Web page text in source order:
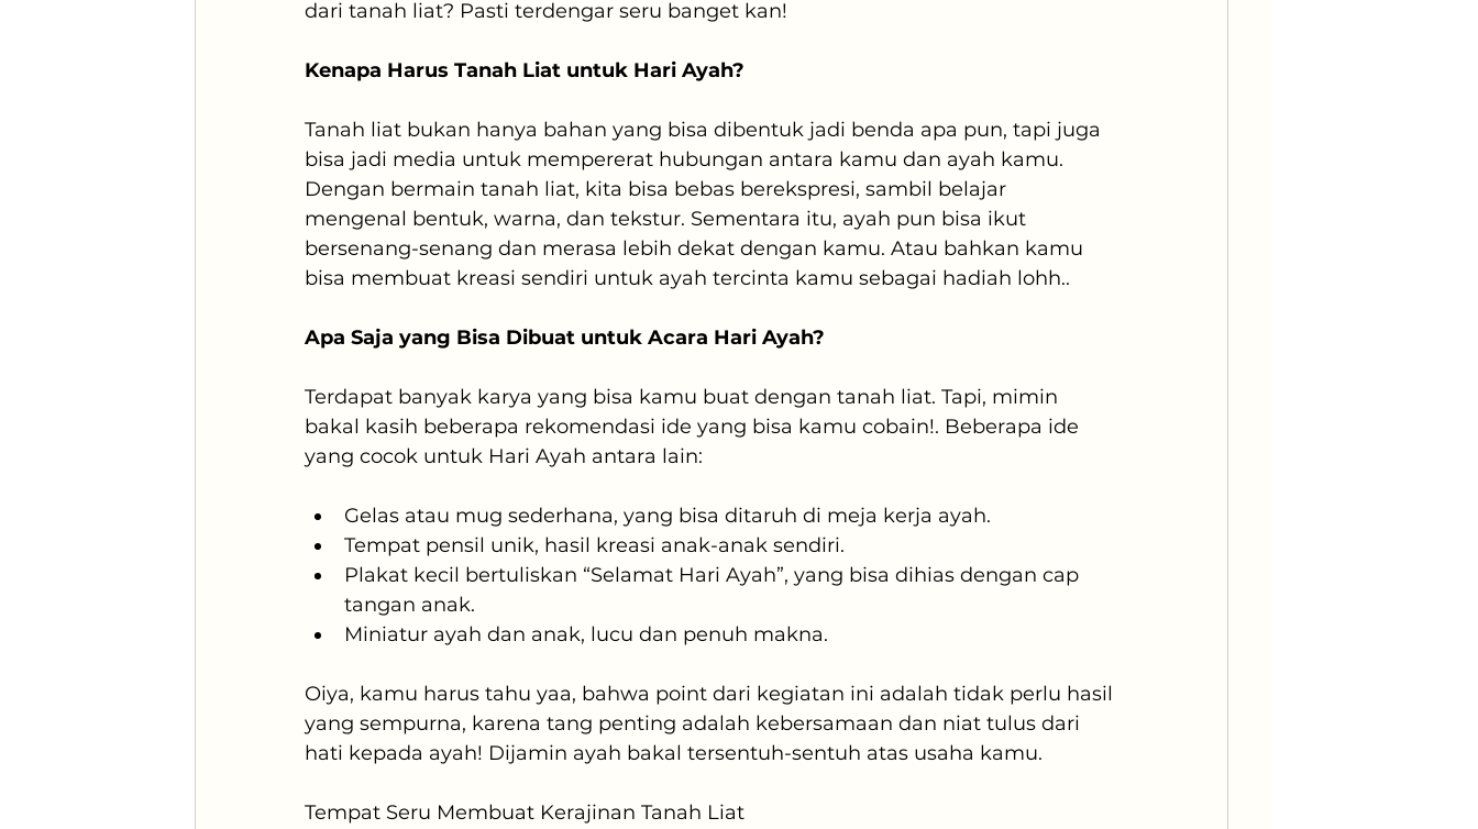
dari tanah liat? Pasti terdengar seru banget kan!
Kenapa Harus Tanah Liat untuk Hari Ayah?
Tanah liat bukan hanya bahan yang bisa dibentuk jadi benda apa pun, tapi juga
bisa jadi media untuk mempererat hubungan antara kamu dan ayah kamu.
Dengan bermain tanah liat, kita bisa bebas berekspresi, sambil belajar
mengenal bentuk, warna, dan tekstur. Sementara itu, ayah pun bisa ikut
bersenang-senang dan merasa lebih dekat dengan kamu. Atau bahkan kamu
bisa membuat kreasi sendiri untuk ayah tercinta kamu sebagai hadiah lohh..
Apa Saja yang Bisa Dibuat untuk Acara Hari Ayah?
Terdapat banyak karya yang bisa kamu buat dengan tanah liat. Tapi, mimin
bakal kasih beberapa rekomendasi ide yang bisa kamu cobain!. Beberapa ide
yang cocok untuk Hari Ayah antara lain:
Gelas atau mug sederhana, yang bisa ditaruh di meja kerja ayah.
Tempat pensil unik, hasil kreasi anak-anak sendiri.
Plakat kecil bertuliskan “Selamat Hari Ayah”, yang bisa dihias dengan cap
tangan anak.
Miniatur ayah dan anak, lucu dan penuh makna.
Oiya, kamu harus tahu yaa, bahwa point dari kegiatan ini adalah tidak perlu hasil
yang sempurna, karena tang penting adalah kebersamaan dan niat tulus dari
hati kepada ayah! Dijamin ayah bakal tersentuh-sentuh atas usaha kamu.
Tempat Seru Membuat Kerajinan Tanah Liat